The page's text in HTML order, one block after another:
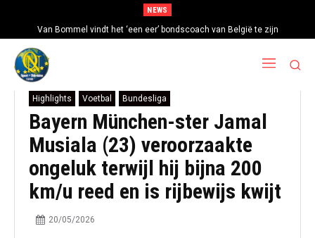
NEWS
Van Bommel vindt het ‘een eer’ bondscoach van België te zijn
Highlights Voetbal Bundesliga
Bayern München-ster Jamal
Musiala (23) veroorzaakte
ongeluk terwijl hij bijna 200
km/u reed en is rijbewijs kwijt
20/05/2026